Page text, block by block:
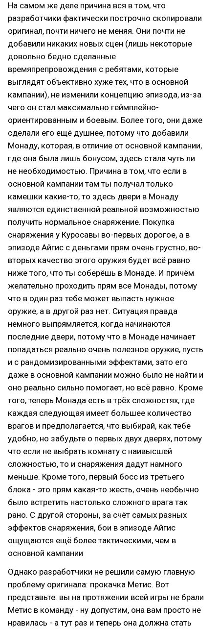
На самом же деле причина вся в том, что
разработчики фактически построчно скопировали
оригинал, почти ничего не меняя. Они почти не
добавили никаких новых сцен (лишь некоторые
довольно бедно сделанные
времяпрепровождения с ребятами, которые
выглядят объективно хуже тех, что в основной
кампании), не изменили концепцию эпизода, из-за
чего он стал максимально геймплейно-
ориентированным и боевым. Более того, они даже
сделали его ещё душнее, потому что добавили
Монаду, которая, в отличие от основной кампании,
где она была лишь бонусом, здесь стала чуть ли
не необходимостью. Причина в том, что если в
основной кампании там ты получал только
камешки какие-то, то здесь двери в Монаду
являются единственной реальной возможностью
получить нормальное снаряжение. Покупка
снаряжения у Куросавы во-первых дорогое, а в
эпизоде Айгис с деньгами прям очень грустно, во-
вторых качество этого оружия будет всё равно
ниже того, что ты соберёшь в Монаде. И причём
желательно проходить прям все Монады, потому
что в один раз тебе может выпасть нужное
оружие, а в другой раз нет. Ситуация правда
немного выпрямляется, когда начинаются
последние двери, потому что в Монаде начинает
попадаться реально очень полезное оружие, пусть
и с рандомизированными эффектами, зато его
даже в основной кампании можно было не найти и
оно реально сильно помогает, но всё равно. Кроме
того, теперь Монада есть в трёх сложностях, где
каждая следующая имеет большее количество
врагов и предполагается, что выбирай, как тебе
удобно, но забудьте о первых двух дверях, потому
что если не выбрать комнату с наивысшей
сложностью, то и снаряжения дадут намного
меньше. Кроме того, первый босс из третьего
блока - это прям какая-то жесть, очень необычно
было встретить настолько сложного врага так
рано. С другой стороны, за счёт самых разных
эффектов снаряжения, бои в эпизоде Айгис
ощущаются ещё более тактическими, чем в
основной кампании
Однако разработчики не решили самую главную
проблему оригинала: прокачка Метис. Вот
представьте: вы на протяжении всей игры не брали
Метис в команду - ну допустим, она вам просто не
нравилась - а тут раз и теперь она должна стать